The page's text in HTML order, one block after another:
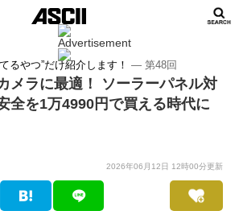
るやつ”だけ紹介します！ ― 第48回
メラに最適！ ソーラーパネル対
全を1万4990円で買える時代に
2026年06月12日 12時00分更新